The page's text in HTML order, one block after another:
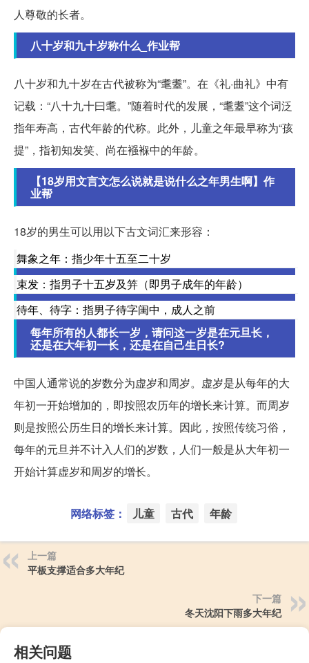
人尊敬的长者。
八十岁和九十岁称什么_作业帮
八十岁和九十岁在古代被称为“耄耋”。在《礼·曲礼》中有
记载：“八十九十曰耄。”随着时代的发展，“耄耋”这个词泛
指年寿高，古代年龄的代称。此外，儿童之年最早称为“孩
提”，指初知发笑、尚在襁褓中的年龄。
【18岁用文言文怎么说就是说什么之年男生啊】作
业帮
18岁的男生可以用以下古文词汇来形容：
舞象之年：指少年十五至二十岁
束发：指男子十五岁及笄（即男子成年的年龄）
待年、待字：指男子待字闺中，成人之前
每年所有的人都长一岁，请问这一岁是在元旦长，
还是在大年初一长，还是在自己生日长?
中国人通常说的岁数分为虚岁和周岁。虚岁是从每年的大
年初一开始增加的，即按照农历年的增长来计算。而周岁
则是按照公历生日的增长来计算。因此，按照传统习俗，
每年的元旦并不计入人们的岁数，人们一般是从大年初一
开始计算虚岁和周岁的增长。
网络标签： 儿童 古代 年龄
上一篇
平板支撑适合多大年纪
下一篇
冬天沈阳下雨多大年纪
相关问题